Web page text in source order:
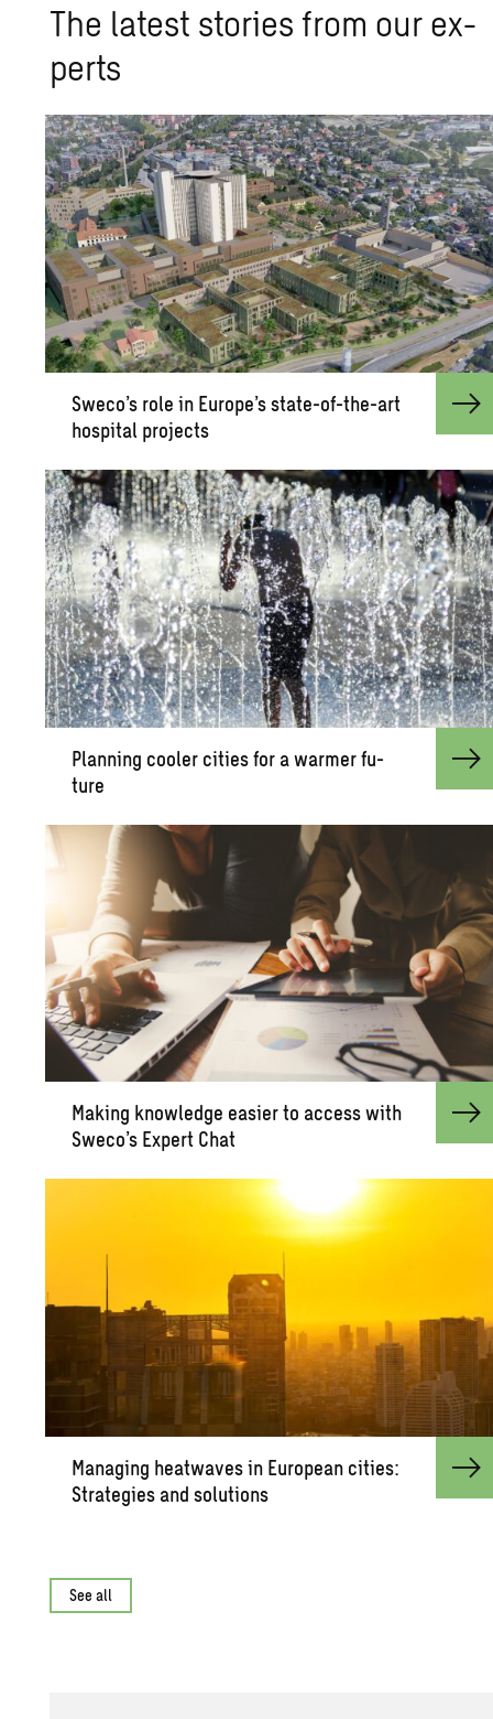
The lat­est sto­ries from our ex­
perts
Sweco’s role in Eu­rope’s state-of-the-art
hos­pi­tal pro­jects
Plan­ning cooler cities for a warmer fu­
ture
Mak­ing knowl­edge eas­ier to ac­cess with
Sweco’s Ex­pert Chat
Man­ag­ing heat­waves in Eu­ro­pean cities:
Strate­gies and so­lu­tions
See all